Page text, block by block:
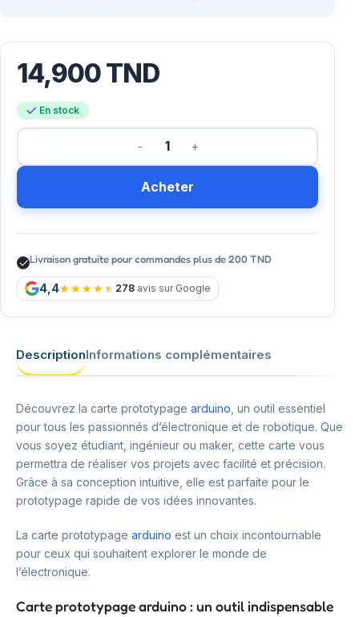
14,900TND
En stock
Acheter
Livraison gratuite pour commandes plus de 200 TND
4,4 278 avis sur Google
DescriptionInformations complémentaires
Découvrez la carte prototypage arduino , un outil essentiel
pour tous les passionnés d’électronique et de robotique. Que
vous soyez étudiant, ingénieur ou maker, cette carte vous
permettra de réaliser vos projets avec facilité et précision.
Grâce à sa conception intuitive, elle est parfaite pour le
prototypage rapide de vos idées innovantes.
La carte prototypage arduino est un choix incontournable
pour ceux qui souhaitent explorer le monde de
l’électronique.
Carte prototypage arduino : un outil indispensable